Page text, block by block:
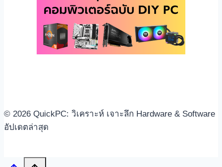
© 2026 QuickPC: วิเคราะห์ เจาะลึก Hardware & Software
อัปเดตล่าสุด